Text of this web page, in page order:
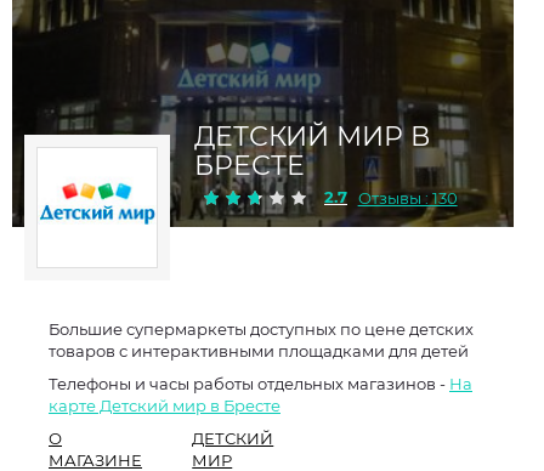
ДЕТСКИЙ МИР В
БРЕСТЕ
2.7 Отзывы : 130
Большие супермаркеты доступных по цене детских
товаров с интерактивными площадками для детей
Телефоны и часы работы отдельных магазинов - На
карте Детский мир в Бресте
О
МАГАЗИНЕ
ДЕТСКИЙ
МИР